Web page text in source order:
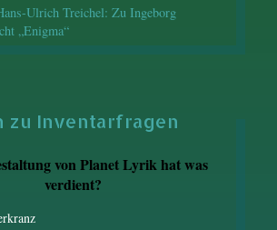
Ulrich Treichel: Zu Ingeborg
„Enigma“
zu Inventarfragen
von Planet Lyrik hat was
verdient?